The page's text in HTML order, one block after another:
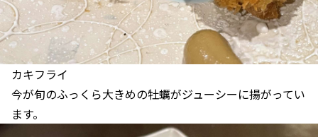
カキフライ
今が旬のふっくら大きめの牡蠣がジューシーに揚がってい
ます。